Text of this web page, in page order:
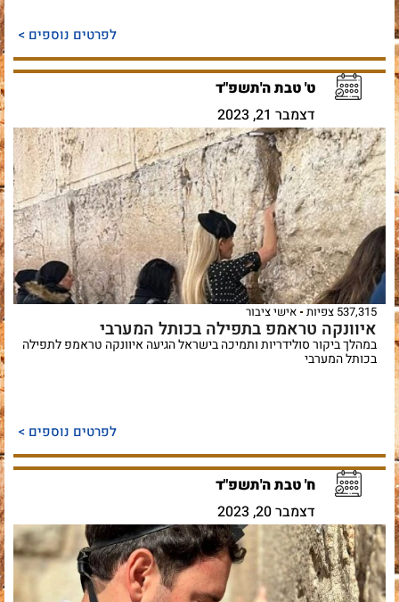
לפרטים נוספים >
ט' טבת ה'תשפ"ד
דצמבר 21, 2023
537,315 צפיות אישי ציבור
איוונקה טראמפ בתפילה בכותל המערבי
במהלך ביקור סולידריות ותמיכה בישראל הגיעה איוונקה טראמפ לתפילה
בכותל המערבי
לפרטים נוספים >
ח' טבת ה'תשפ"ד
דצמבר 20, 2023